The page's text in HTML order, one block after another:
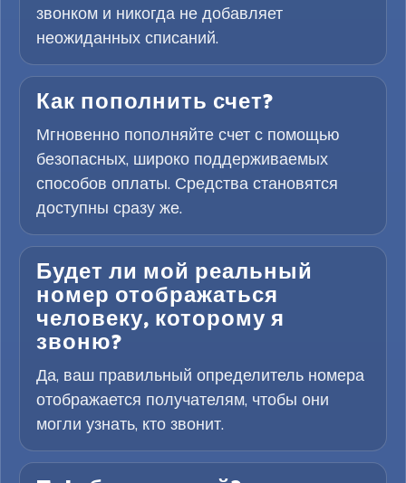
звонком и никогда не добавляет
неожиданных списаний.
Как пополнить счет?
Мгновенно пополняйте счет с помощью
безопасных, широко поддерживаемых
способов оплаты. Средства становятся
доступны сразу же.
Будет ли мой реальный
номер отображаться
человеку, которому я
звоню?
Да, ваш правильный определитель номера
отображается получателям, чтобы они
могли узнать, кто звонит.